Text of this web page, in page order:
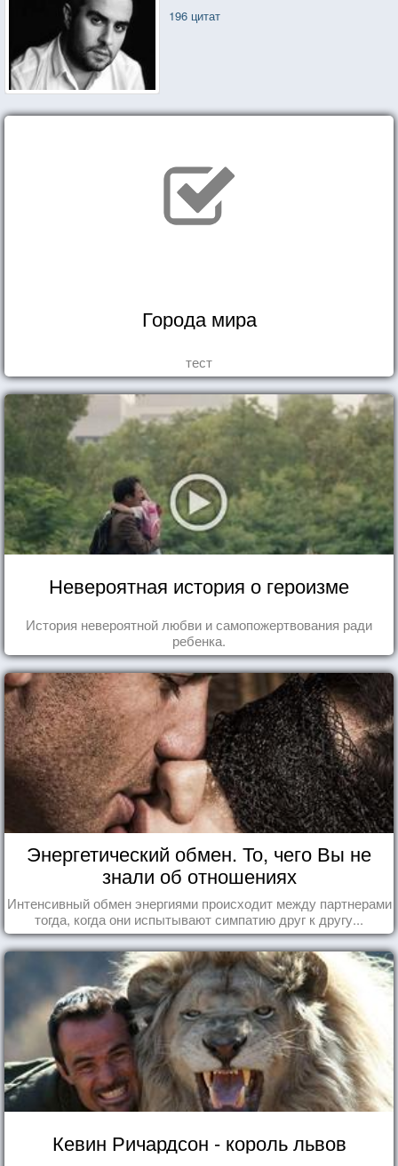
196 цитат
Города мира
тест
Невероятная история о героизме
История невероятной любви и самопожертвования ради
ребенка.
Энергетический обмен. То, чего Вы не
знали об отношениях
Интенсивный обмен энергиями происходит между партнерами
тогда, когда они испытывают симпатию друг к другу...
Кевин Ричардсон - король львов